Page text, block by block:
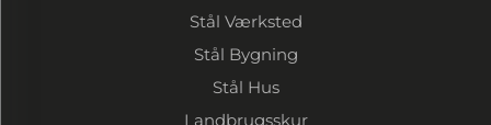
Stål Værksted
Stål Bygning
Stål Hus
Landbrugsskur